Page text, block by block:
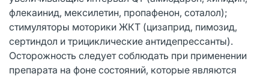
флекаинид, мексилетин, пропафенон, соталол);
стимуляторы моторики ЖКТ (цизаприд, пимозид,
сертиндол и трициклические антидепрессанты).
Осторожность следует соблюдать при применении
препарата на фоне состояний, которые являются